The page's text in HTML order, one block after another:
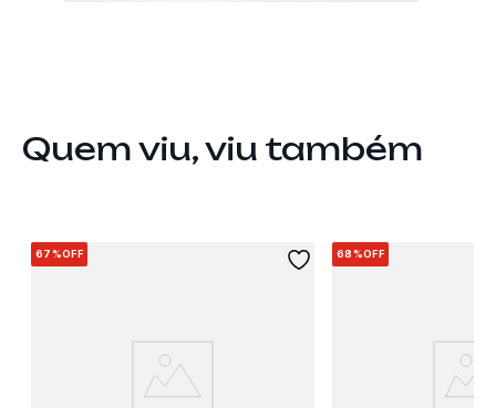
Quem viu, viu também
67%OFF 68%OFF